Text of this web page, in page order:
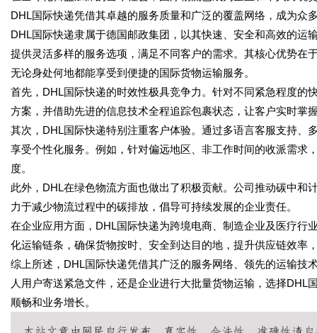
DHL国际快递凭借其卓越的服务质量和广泛的覆盖网络，成为众
DHL国际快递隶属于德国邮政集团，以其快速、安全和高效的
提供灵活多样的服务选项，满足不同客户的需求。其核心优势在
无论身处何地都能享受到便捷的国际货物运输服务。
首先，DHL国际快递的时效性极具竞争力。针对不同紧急程度的
方案，并借助先进的信息技术全程追踪包裹状态，让客户实时掌
其次，DHL国际快递特别注重客户体验。通过多语言客服支持、
享受个性化服务。例如，针对偏远地区、非工作时间的收派需求
度。
此外，DHL在绿色物流方面也做出了积极贡献。公司推动碳中
力于减少物流过程中的碳排放，倡导可持续发展的企业责任。
在企业应用方面，DHL国际快递为跨境电商、制造企业及医疗行
化运输链条，确保货物按时、安全到达目的地，提升供应链效率
综上所述，DHL国际快递凭借其广泛的服务网络、领先的运输技
人用户寄送紧急文件，还是企业进行大批量货物运输，选择
顺畅和业务增长。